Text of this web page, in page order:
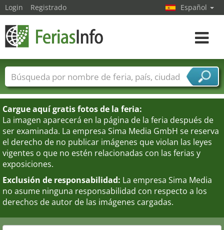
Cargue aquí gratis fotos de la feria:
La imagen aparecerá en la página de la feria después de
ser examinada. La empresa Sima Media GmbH se reserva
el derecho de no publicar imágenes que violan las leyes
vigentes o que no estén relacionadas con las ferias y
exposiciones.
Exclusión de responsabilidad: La empresa Sima Media
no asume ninguna responsabilidad con respecto a los
derechos de autor de las imágenes cargadas.
Login Registrado Español
toggle
Nombres de ferias Países
Ciudades
Sectores de ferias
Sectores de proveedor de servicios